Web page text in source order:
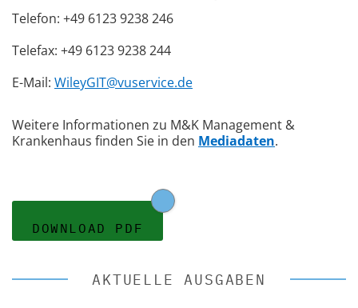
Telefon: +49 6123 9238 246
Telefax: +49 6123 9238 244
E-Mail: WileyGIT@vuservice.de
Weitere Informationen zu M&K Management &
Krankenhaus finden Sie in den Mediadaten.
DOWNLOAD PDF
AKTUELLE AUSGABEN